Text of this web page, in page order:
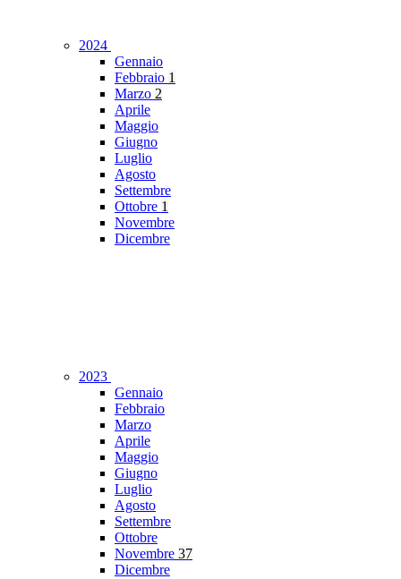
2024
Gennaio
Febbraio 1
Marzo 2
Aprile
Maggio
Giugno
Luglio
Agosto
Settembre
Ottobre 1
Novembre
Dicembre
2023
Gennaio
Febbraio
Marzo
Aprile
Maggio
Giugno
Luglio
Agosto
Settembre
Ottobre
Novembre 37
Dicembre